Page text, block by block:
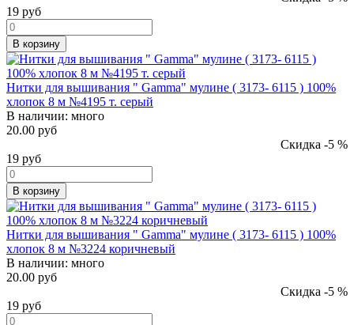
19 руб
В корзину
Нитки для вышивания " Gamma" мулине ( 3173- 6115 ) 100%
хлопок 8 м №4195 т. серый
В наличии: много
20.00 руб
Скидка -5 %
19 руб
В корзину
Нитки для вышивания " Gamma" мулине ( 3173- 6115 ) 100%
хлопок 8 м №3224 коричневый
В наличии: много
20.00 руб
Скидка -5 %
19 руб